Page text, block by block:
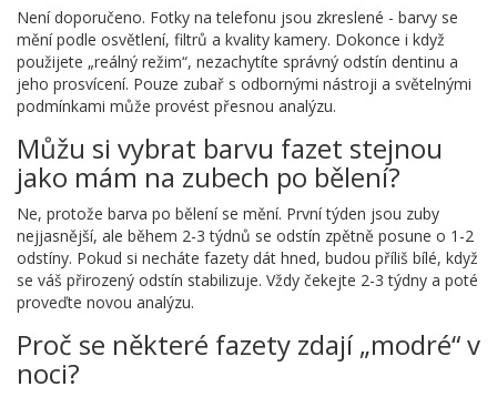
Není doporučeno. Fotky na telefonu jsou zkreslené - barvy se
mění podle osvětlení, filtrů a kvality kamery. Dokonce i když
použijete „reálný režim“, nezachytíte správný odstín dentinu a
jeho prosvícení. Pouze zubař s odbornými nástroji a světelnými
podmínkami může provést přesnou analýzu.
Můžu si vybrat barvu fazet stejnou
jako mám na zubech po bělení?
Ne, protože barva po bělení se mění. První týden jsou zuby
nejjasnější, ale během 2-3 týdnů se odstín zpětně posune o 1-2
odstíny. Pokud si necháte fazety dát hned, budou příliš bílé, když
se váš přirozený odstín stabilizuje. Vždy čekejte 2-3 týdny a poté
proveďte novou analýzu.
Proč se některé fazety zdají „modré“ v
noci?